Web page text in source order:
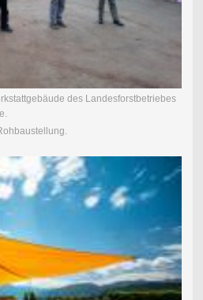
des Landesforstbetriebes